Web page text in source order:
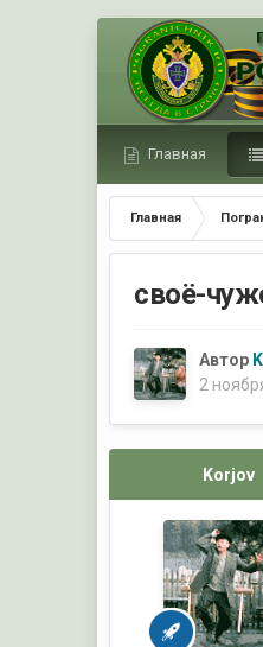
Главная
Главная
своё-
Автор
2
Korjov